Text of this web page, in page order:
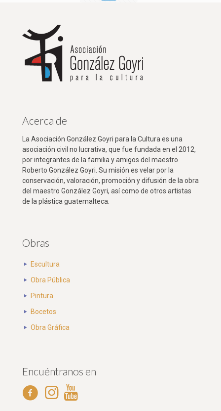
Acerca de
La Asociación González Goyri para la Cultura es una
asociación civil no lucrativa, que fue fundada en el 2012,
por integrantes de la familia y amigos del maestro
Roberto González Goyri. Su misión es velar por la
conservación, valoración, promoción y difusión de la obra
del maestro González Goyri, así como de otros artistas
de la plástica guatemalteca.
Obras
Escultura
Obra Pública
Pintura
Bocetos
Obra Gráfica
Encuéntranos en